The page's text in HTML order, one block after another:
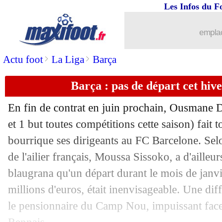
Actu foot> La Liga> Barça
Les Infos du
Barça : pas de départ cet
En fin de contrat en juin prochain, Ousmane
et 1 but toutes compétitions cette saison) fait
bourrique ses dirigeants au FC Barcelone.
de l'ailier français, Moussa Sissoko, a
blaugrana qu'un départ durant le mois de
millions d'euros, était inenvisageable. Une
le pensionnaire du Camp Nou, impuissant
Monaco
12/01 Betis
12/01 PSG: Kimpembe attend un signe de
12/01 PSG : Pogba, c'est du sérieux
12/01 Bayern : Coman jusqu'en 2027
12/01 CdM 2022 : Cantona s'en prend au
12/01 Séville: contrat résilié pour Amadou
12/01 CAN: le gardien ivoirien suspendu